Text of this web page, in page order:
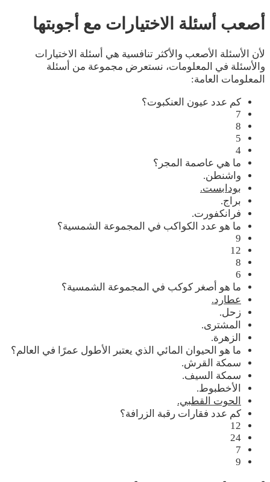
أصعب أسئلة الاختيارات مع أجوبتها
لأن الأسئلة الأصعب والأكثر تنافسية هي أسئلة الاختيارات
والأسئلة في المعلومات، نستعرض مجموعة من أسئلة
المعلومات العامة:
كم عدد عيون العنكبوت؟
7
8
5
4
ما هي عاصمة المجر؟
واشنطن.
بودابست.
براج.
فرانكفورت.
ما هو عدد الكواكب في المجموعة الشمسية؟
9
12
8
6
ما هو أصغر كوكب في المجموعة الشمسية؟
عطارد.
زحل.
المشترى.
الزهرة.
ما هو الحيوان المائي الذي يعتبر الأطول عمرًا في العالم؟
سمكة القرش.
سمكة السيف.
الأخطبوط.
الحوت القطبي.
كم عدد فقارات رقبة الزرافة؟
12
24
7
9